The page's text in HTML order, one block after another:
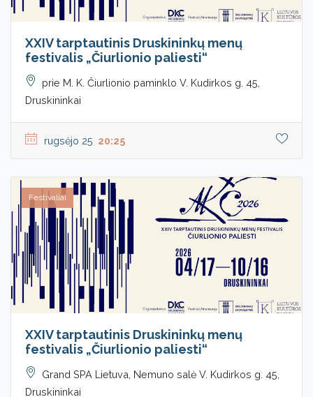
XXIV tarptautinis Druskininkų menų
festivalis „Čiurlionio paliesti“
prie M. K. Čiurlionio paminklo V. Kudirkos g. 45,
Druskininkai
rugsėjo 25 20:25
Festivaliai
XXIV tarptautinis Druskininkų menų
festivalis „Čiurlionio paliesti“
Grand SPA Lietuva, Nemuno salė V. Kudirkos g. 45,
Druskininkai